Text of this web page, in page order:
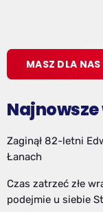
MASZ DLA
Zaginął 82-letni
Łanach
Czas zatrzeć złe
podejmie u siebie